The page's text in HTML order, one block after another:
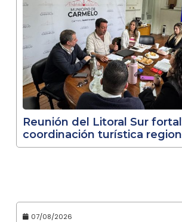
Reunión del Litoral Sur
coordinación turística
07/08/2026